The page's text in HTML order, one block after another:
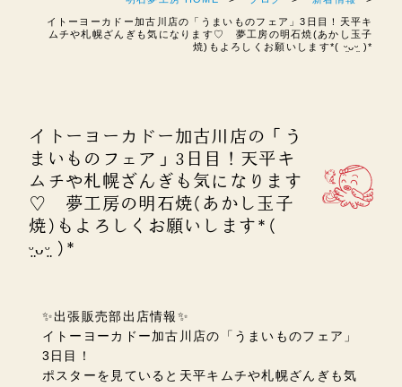
イトーヨーカドー加古川店の「うまいものフェア」3日目！天平キ
ムチや札幌ざんぎも気になります♡ 夢工房の明石焼(あかし玉子
焼)もよろしくお願いします*( ᵕ̤ᴗᵕ̤ )*
イトーヨーカドー加古川店の「う
まいものフェア」3日目！天平キ
ムチや札幌ざんぎも気になります
♡ 夢工房の明石焼(あかし玉子
焼)もよろしくお願いします*(
ᵕ̤ᴗᵕ̤ )*
✨出張販売部出店情報✨
イトーヨーカドー加古川店の「うまいものフェア」
3日目！
ポスターを見ていると天平キムチや札幌ざんぎも気